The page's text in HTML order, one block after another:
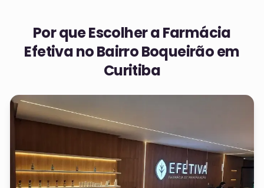
Por que Escolher a Farmácia
Efetiva noBairro Boqueirão em
Curitiba